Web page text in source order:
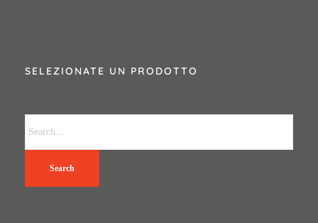
SELEZIONATE UN PRODOTTO
Search